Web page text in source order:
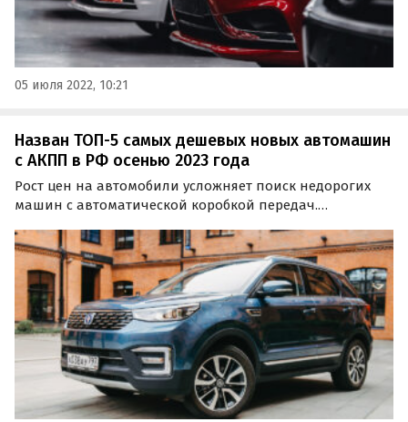
05 июля 2022, 10:21
Назван ТОП-5 самых дешевых новых автомашин
с АКПП в РФ осенью 2023 года
Рост цен на автомобили усложняет поиск недорогих
машин с автоматической коробкой передач.
автомобилей с АКПП дешевле 3 млн рублей, все из
которых оказались китайскими.